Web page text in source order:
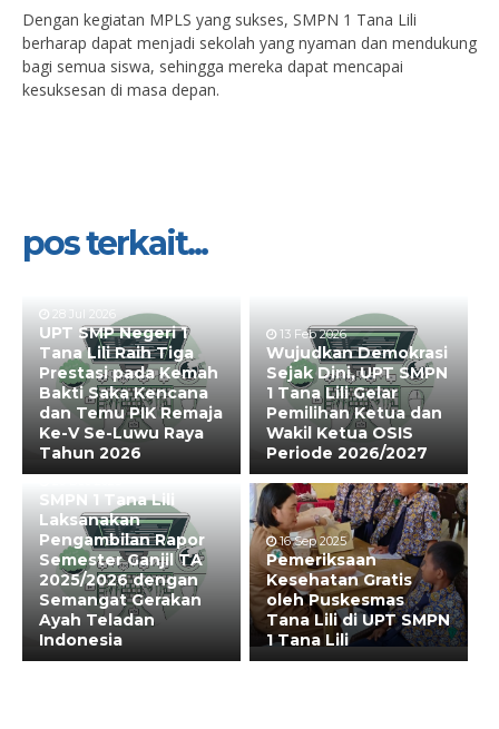
Dengan kegiatan MPLS yang sukses, SMPN 1 Tana Lili
berharap dapat menjadi sekolah yang nyaman dan mendukung
bagi semua siswa, sehingga mereka dapat mencapai
kesuksesan di masa depan.
pos terkait...
28 Jul 2026
UPT SMP Negeri 1
Tana Lili Raih Tiga
Prestasi pada Kemah
Bakti Saka Kencana
dan Temu PIK Remaja
Ke-V Se-Luwu Raya
Tahun 2026
13 Feb 2026
Wujudkan Demokrasi
Sejak Dini, UPT SMPN
1 Tana Lili Gelar
Pemilihan Ketua dan
Wakil Ketua OSIS
Periode 2026/2027
SMPN 1 Tana Lili
Laksanakan
Pengambilan Rapor
Semester Ganjil TA
2025/2026 dengan
Semangat Gerakan
Ayah Teladan
Indonesia
16 Sep 2025
Pemeriksaan
Kesehatan Gratis
oleh Puskesmas
Tana Lili di UPT SMPN
1 Tana Lili